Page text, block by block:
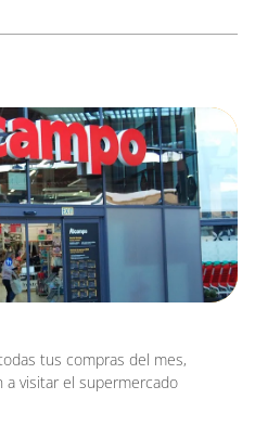
tus compras del mes,
a visitar el supermercado